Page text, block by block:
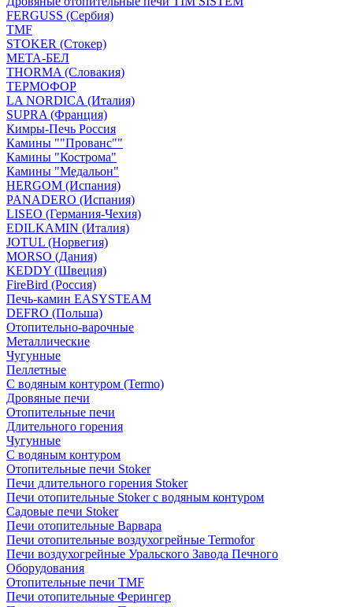
FERGUSS (Сербия)
TMF
STOKER (Стокер)
МЕТА-БЕЛ
THORMA (Словакия)
ТЕРМОФОР
LA NORDICA (Италия)
SUPRA (Франция)
Кимры-Печь Россия
Камины ""Прованс""
Камины "Кострома"
Камины "Медальон"
HERGOM (Испания)
PANADERO (Испания)
LISEO (Германия-Чехия)
EDILKAMIN (Италия)
JOTUL (Норвегия)
MORSO (Дания)
KEDDY (Швеция)
FireBird (Россия)
Печь-камин EASYSTEAM
DEFRO (Польша)
Отопительно-варочные
Металлические
Чугунные
Пеллетные
С водяным контуром (Termo)
Дровяные печи
Отопительные печи
Длительного горения
Чугунные
C водяным контуром
Отопительные печи Stoker
Печи длительного горения Stoker
Печи отопительные Stoker с водяным контуром
Садовые печи Stoker
Печи отопительные Варвара
Печи отопительные воздухогрейные Termofor
Печи воздухогрейные Уральского Завода Печного
Оборудования
Отопительные печи TMF
Печи отопительные Ферингер